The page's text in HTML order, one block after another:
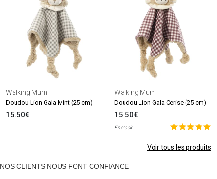
Walking Mum
Doudou Lion Gala Mint (25 cm)
15.50€
Walking Mum
Doudou Lion Gala Cerise (25 cm)
15.50€
En stock
Voir tous les produits
NOS CLIENTS NOUS FONT CONFIANCE